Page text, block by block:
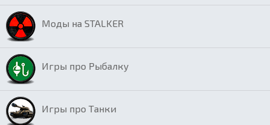
Моды на STALKER
Игры про Рыбалку
Игры про Танки